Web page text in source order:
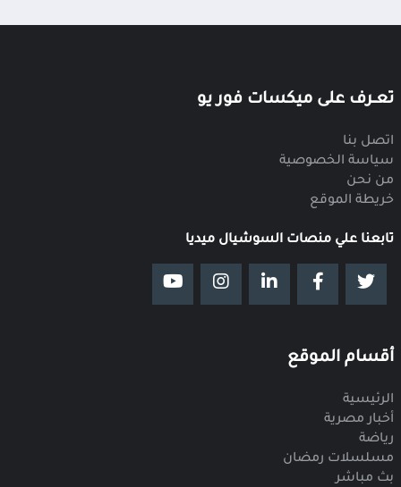
تعــرف على ميكسات فور يو
اتصل بنا
سياسة الخصوصية
من نحن
خريطة الموقع
تابعنا علي منصات السوشيال ميديا
أقسام الموقع
الرئيسية
أخبار مصرية
رياضة
مسلسلات رمضان
بث مباشر